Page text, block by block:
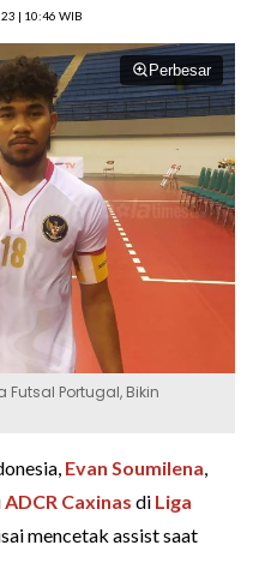
| 10:46 WIB
Perbesar
Futsal Portugal, Bikin
Evan Soumilena,
ADCR Caxinas di Liga
mencetak assist saat